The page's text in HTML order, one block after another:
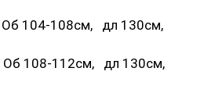
104-108см, дл 130см,
Об 108-112см, дл 130см,